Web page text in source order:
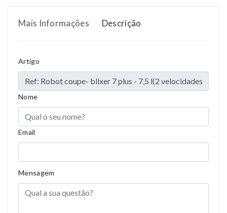
Mais Informações Descrição
Compositions Polyester
Styles Girly
Properties Short Dress
Artigo
Nome
Email
Mensagem